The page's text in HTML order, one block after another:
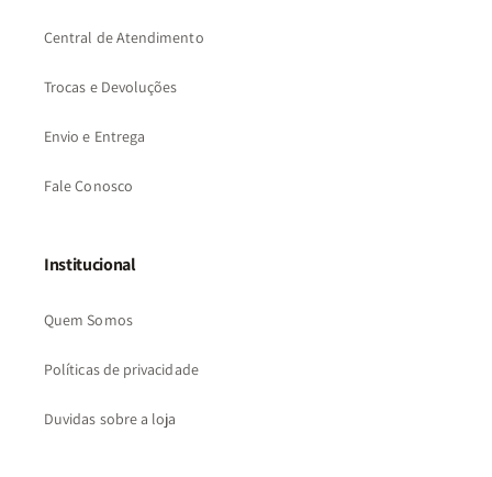
Central de Atendimento
Trocas e Devoluções
Envio e Entrega
Fale Conosco
Institucional
Quem Somos
Políticas de privacidade
Duvidas sobre a loja